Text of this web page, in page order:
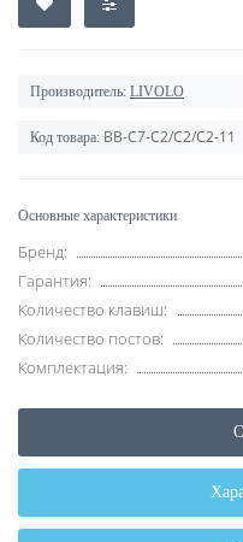
Производитель: LIVOLO
Код товара: BB-C7-C2/C2/C2-11
Основные характеристики
Бренд:
Гарантия:
Количество клавиш:
Количество постов:
Комплектация: